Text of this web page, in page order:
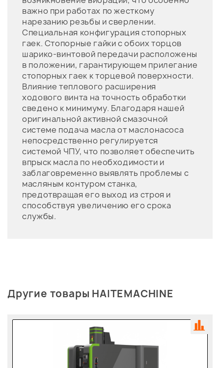
важно при работах по жесткому
нарезанию резьбы и сверлении.
Специальная конфигурация стопорных
гаек. Стопорные гайки с обоих торцов
шарико-винтовой передачи расположены
в положении, гарантирующем прилегание
стопорных гаек к торцевой поверхности.
Влияние теплового расширения
ходового винта на точность обработки
сведено к минимуму. Благодаря нашей
оригинальной активной смазочной
системе подача масла от маслонасоса
непосредственно регулируется
системой ЧПУ, что позволяет обеспечить
впрыск масла по необходимости и
заблаговременно выявлять проблемы с
масляным контуром станка,
предотвращая его выход из строя и
способствуя увеличению его срока
службы.
Другие товары HAITEMACHINE